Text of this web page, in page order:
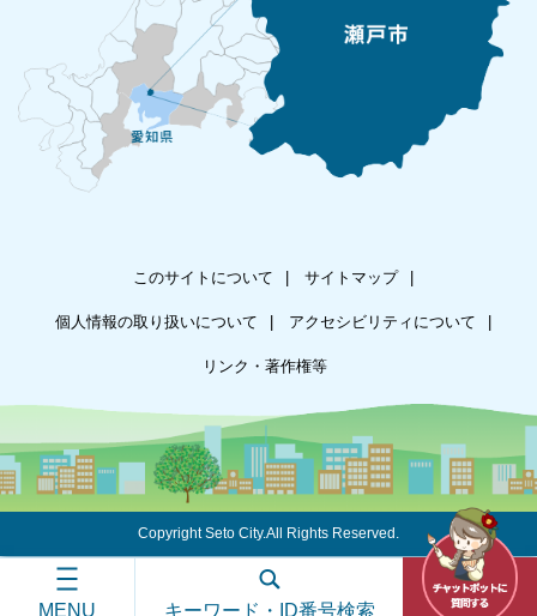
MENU キーワード・ID番号検索
このサイトについて サイトマップ
個人情報の取り扱いについて アクセシビリティについて
リンク・著作権等
Copyright Seto City.All Rights Reserved.